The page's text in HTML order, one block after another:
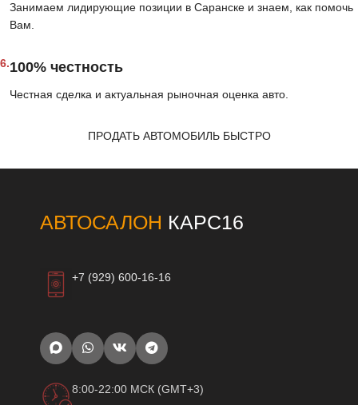
Занимаем лидирующие позиции в Саранске и знаем, как помочь
Вам.
6.100% честность
Честная сделка и актуальная рыночная оценка авто.
ПРОДАТЬ АВТОМОБИЛЬ БЫСТРО
АВТОСАЛОН КАРС16
+7 (929) 600-16-16
8:00-22:00 МСК (GMT+3)